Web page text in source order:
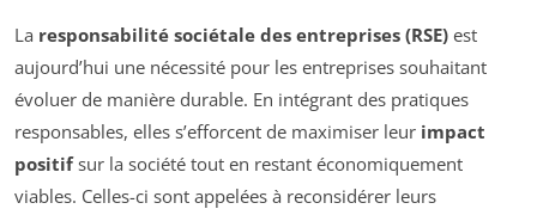
La responsabilité sociétale des entreprises (RSE) est
aujourd’hui une nécessité pour les entreprises souhaitant
évoluer de manière durable. En intégrant des pratiques
responsables, elles s’efforcent de maximiser leur impact
positifsur la société tout en restant économiquement
viables. Celles-ci sont appelées à reconsidérer leurs